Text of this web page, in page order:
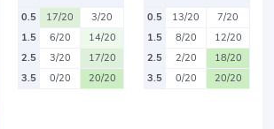
0.5
17/20
3/20
1.5
6/20
14/20
2.5
3/20
17/20
3.5
0/20 20/20
0.5
13/20
7/20
1.5
8/20
12/20
2.5
2/20
18/20
3.5
0/20 20/20